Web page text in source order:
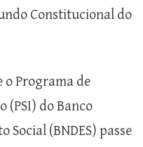
Constitucional do
o Programa de
(PSI) do Banco
Social (BNDES) passe